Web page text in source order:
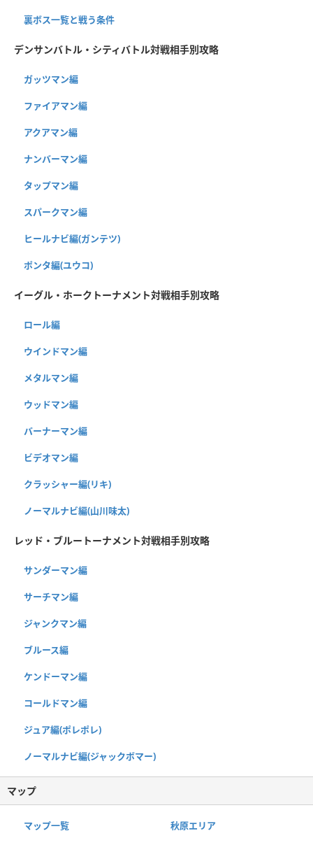
裏ボス一覧と戦う条件
デンサンバトル・シティバトル対戦相手別攻略
ガッツマン編
ファイアマン編
アクアマン編
ナンバーマン編
タップマン編
スパークマン編
ヒールナビ編(ガンテツ)
ポンタ編(ユウコ)
イーグル・ホークトーナメント対戦相手別攻略
ロール編
ウインドマン編
メタルマン編
ウッドマン編
バーナーマン編
ビデオマン編
クラッシャー編(リキ)
ノーマルナビ編(山川味太)
レッド・ブルートーナメント対戦相手別攻略
サンダーマン編
サーチマン編
ジャンクマン編
ブルース編
ケンドーマン編
コールドマン編
ジュア編(ポレポレ)
ノーマルナビ編(ジャックボマー)
マップ
マップ一覧 秋原エリア